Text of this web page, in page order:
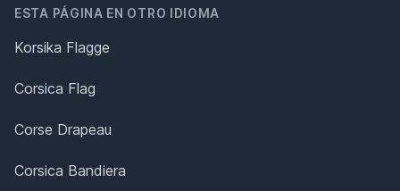
ESTA PÁGINA EN OTRO IDIOMA
Korsika Flagge
Corsica Flag
Corse Drapeau
Corsica Bandiera